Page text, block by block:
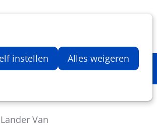
instellen Alles weigeren
Aantal artikelen in
Van